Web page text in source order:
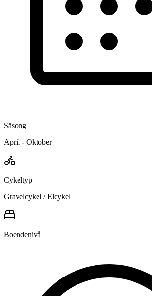
Säsong
April - Oktober
Cykeltyp
Gravelcykel / Elcykel
Boendenivå